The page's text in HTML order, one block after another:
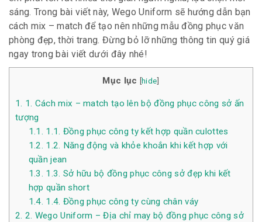
sáng. Trong bài viết này, Wego Uniform sẽ hướng dẫn bạn
cách mix – match để tạo nên những mẫu đồng phục văn
phòng đẹp, thời trang. Đừng bỏ lỡ những thông tin quý giá
ngay trong bài viết dưới đây nhé!
Mục lục [hide]
1. 1. Cách mix – match tạo lên bộ đồng phục công sở ấn
tượng
1.1. 1.1. Đồng phục công ty kết hợp quần culottes
1.2. 1.2. Năng động và khỏe khoắn khi kết hợp với
quần jean
1.3. 1.3. Sở hữu bộ đồng phục công sở đẹp khi kết
hợp quần short
1.4. 1.4. Đồng phục công ty cùng chân váy
2. 2. Wego Uniform – Địa chỉ may bộ đồng phục công sở